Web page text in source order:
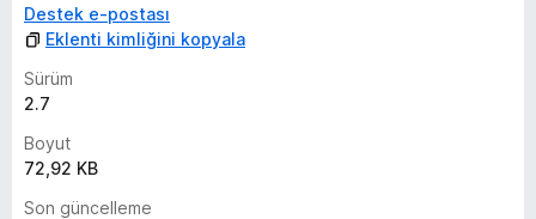
Destek e-postası
Eklenti kimliğini kopyala
Sürüm
2.7
Boyut
72,92 KB
Son güncelleme